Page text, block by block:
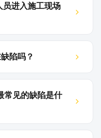
进入施工现场
陷吗？
见的缺陷是什